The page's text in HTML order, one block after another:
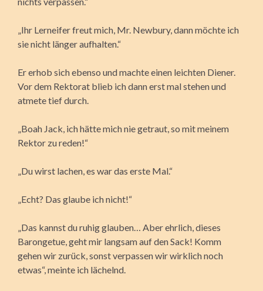
„Ihr Lerneifer freut mich, Mr. Newbury, dann möchte ich
sie nicht länger aufhalten.“
Er erhob sich ebenso und machte einen leichten Diener.
Vor dem Rektorat blieb ich dann erst mal stehen und
atmete tief durch.
„Boah Jack, ich hätte mich nie getraut, so mit meinem
Rektor zu reden!“
„Du wirst lachen, es war das erste Mal.“
„Echt? Das glaube ich nicht!“
„Das kannst du ruhig glauben… Aber ehrlich, dieses
Barongetue, geht mir langsam auf den Sack! Komm
gehen wir zurück, sonst verpassen wir wirklich noch
etwas“, meinte ich lächelnd.